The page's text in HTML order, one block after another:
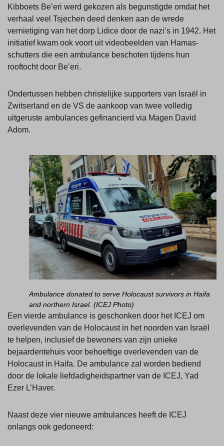
Kibboets Be’eri werd gekozen als begunstigde omdat het
verhaal veel Tsjechen deed denken aan de wrede
vernietiging van het dorp Lidice door de nazi’s in 1942. Het
initiatief kwam ook voort uit videobeelden van Hamas-
schutters die een ambulance beschoten tijdens hun
rooftocht door Be’eri.
Ondertussen hebben christelijke supporters van Israël in
Zwitserland en de VS de aankoop van twee volledig
uitgeruste ambulances gefinancierd via Magen David
Adom.
Ambulance donated to serve Holocaust survivors in Haifa
and northern Israel. (ICEJ Photo)
Een vierde ambulance is geschonken door het ICEJ om
overlevenden van de Holocaust in het noorden van Israël
te helpen, inclusief de bewoners van zijn unieke
bejaardentehuis voor behoeftige overlevenden van de
Holocaust in Haifa. De ambulance zal worden bediend
door de lokale liefdadigheidspartner van de ICEJ, Yad
Ezer L’Haver.
Naast deze vier nieuwe ambulances heeft de ICEJ
onlangs ook gedoneerd: